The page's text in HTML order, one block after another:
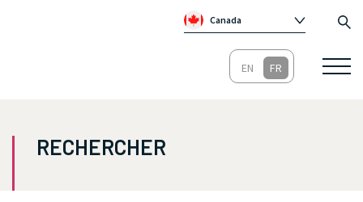
Canada
Australie
RECHERCHER